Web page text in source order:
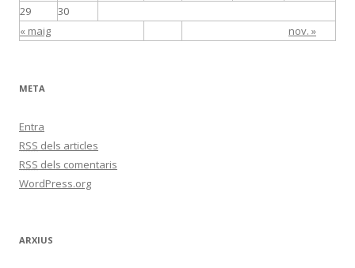
« maig nov. »
29
30
META
Entra
RSS dels articles
RSS dels comentaris
WordPress.org
ARXIUS